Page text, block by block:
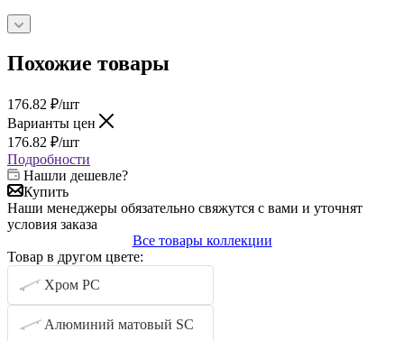
Похожие товары
176.82 ₽/шт
Варианты цен
176.82 ₽/шт
Подробности
Нашли дешевле?
Купить
Наши менеджеры обязательно свяжутся с вами и уточнят
условия заказа
Все товары коллекции
Товар в другом цвете:
Хром PC
Алюминий матовый SC